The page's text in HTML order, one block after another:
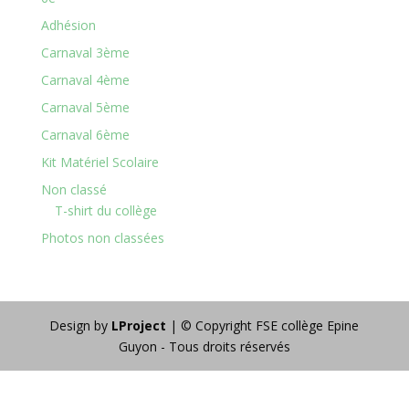
Adhésion
Carnaval 3ème
Carnaval 4ème
Carnaval 5ème
Carnaval 6ème
Kit Matériel Scolaire
Non classé
T-shirt du collège
Photos non classées
Design by LProject | © Copyright FSE collège Epine
Guyon - Tous droits réservés